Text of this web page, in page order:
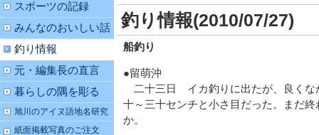
釣り情報(2010/07/27)
船釣り
●留萌沖
二十三日 イカ釣りに出たが、良くな
十～三十センチと小さ目だった。まだ
か。
スポーツの記録
みんなのおいしい話
釣り情報
元・編集長の直言
暮らしの隅を彫る
旭川のアイヌ語地名研究
紙面掲載写真のご注文